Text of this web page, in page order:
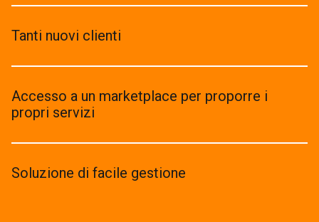
Tanti nuovi clienti
Accesso a un marketplace per proporre i
propri servizi
Soluzione di facile gestione